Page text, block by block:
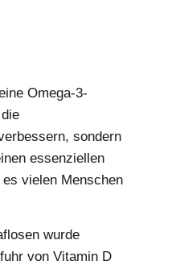
Omega-3-
sondern
essenziellen
vielen Menschen
wurde
von Vitamin D